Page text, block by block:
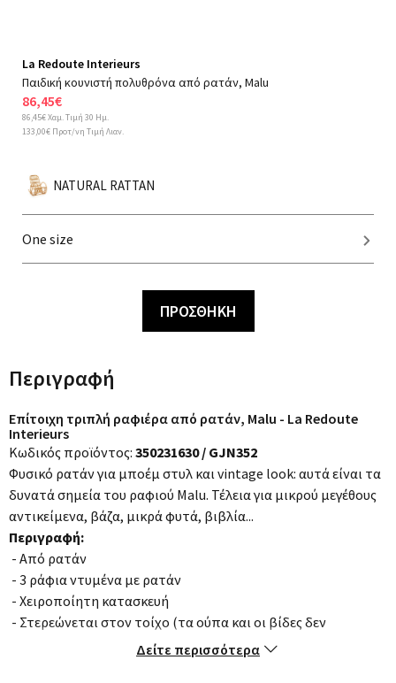
La Redoute Interieurs
Παιδική κουνιστή πολυθρόνα από ρατάν, Malu
86,45€
86,45€ Χαμ. Τιμή 30 Ημ.
133,00€ Προτ/νη Τιμή Λιαν.
NATURAL RATTAN
One size
ΠΡΟΣΘΗΚΗ
Περιγραφή
Επίτοιχη τριπλή ραφιέρα από ρατάν, Malu - La Redoute
Interieurs
Κωδικός προϊόντος: 350231630 / GJN352
Φυσικό ρατάν για μποέμ στυλ και vintage look: αυτά είναι τα
δυνατά σημεία του ραφιού Malu. Τέλεια για μικρού μεγέθους
αντικείμενα, βάζα, μικρά φυτά, βιβλία...
Περιγραφή:
- Από ρατάν
- 3 ράφια ντυμένα με ρατάν
- Χειροποίητη κατασκευή
- Στερεώνεται στον τοίχο (τα ούπα και οι βίδες δεν
Δείτε περισσότερα